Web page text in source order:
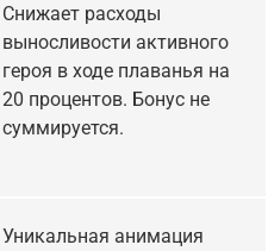
Снижает расходы
выносливости активного
героя в ходе плаванья на
20 процентов. Бонус не
суммируется.
Уникальная анимация